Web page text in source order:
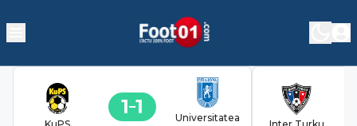
1 1
Universitatea